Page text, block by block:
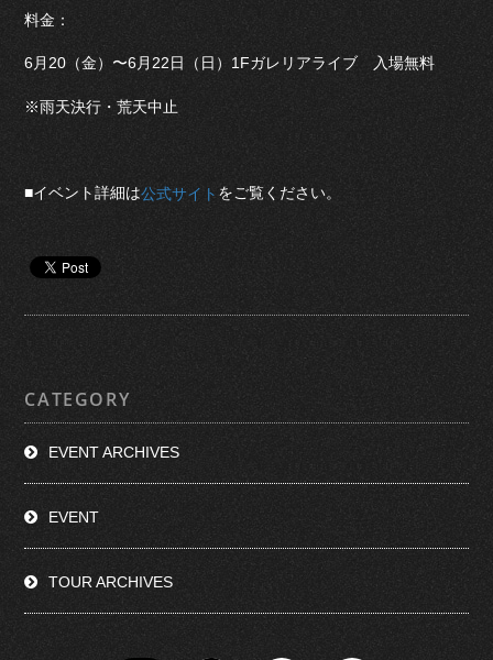
料金：
6月20（金）〜6月22日（日）1Fガレリアライブ 入場無料
※雨天決行・荒天中止
■イベント詳細は公式サイト をご覧ください。
CATEGORY
EVENT ARCHIVES
EVENT
TOUR ARCHIVES